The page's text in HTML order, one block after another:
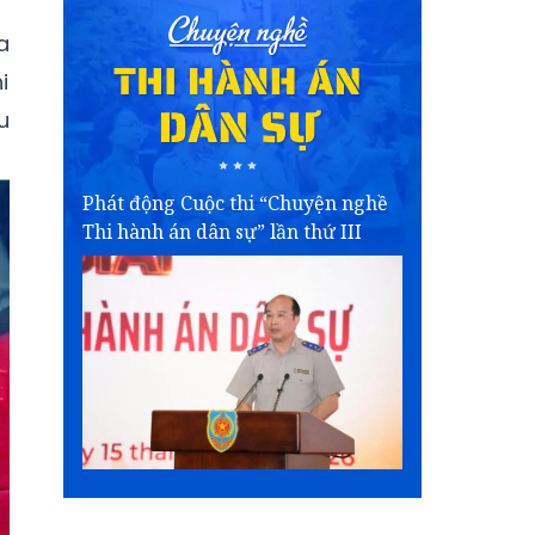
Phát động Cuộc thi “Chuyện nghề
Thi hành án dân sự” lần thứ III